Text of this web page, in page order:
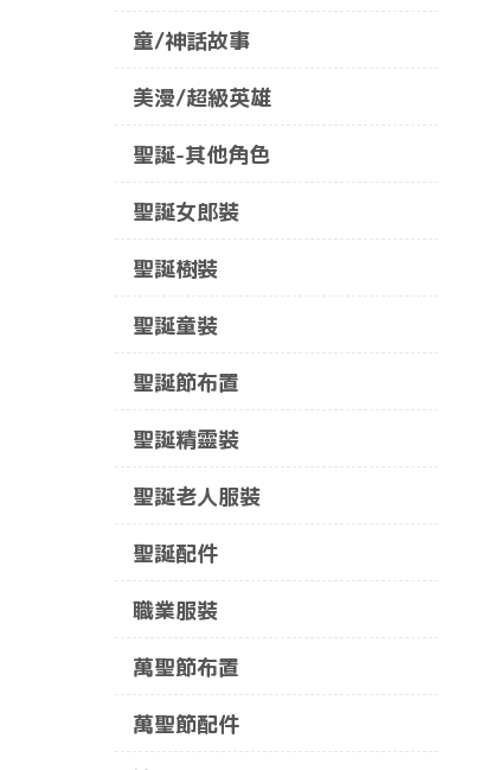
童/神話故事
美漫/超級英雄
聖誕-其他角色
聖誕女郎裝
聖誕樹裝
聖誕童裝
聖誕節布置
聖誕精靈裝
聖誕老人服裝
聖誕配件
職業服裝
萬聖節布置
萬聖節配件